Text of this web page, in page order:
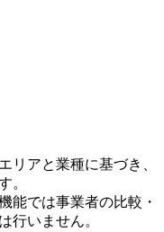
リアと業種に基づき、
。
能では事業者の比較・
行いません。